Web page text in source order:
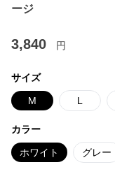
ージ
3,840 円
サイズ
M L
カラー
ホワイト グレー